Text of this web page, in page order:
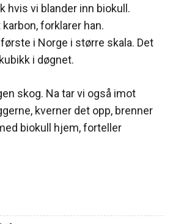
hvis vi blander inn biokull.
forklarer han.
i Norge i større skala. Det
i døgnet.
skog. Na tar vi også imot
kverner det opp, brenner
biokull hjem, forteller